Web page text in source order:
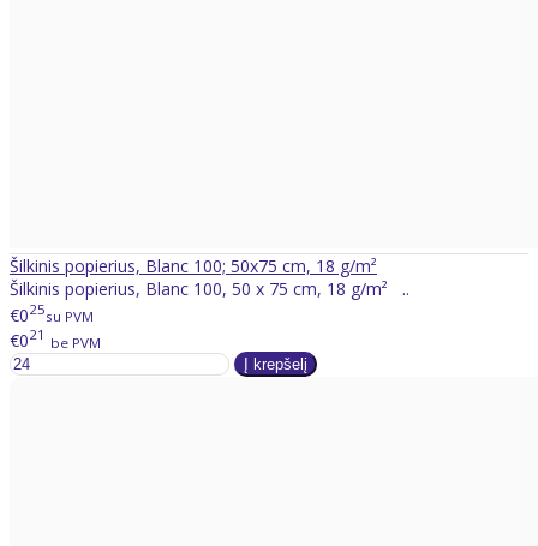
Šilkinis popierius, Blanc 100; 50x75 cm, 18 g/m²
Šilkinis popierius, Blanc 100, 50 x 75 cm, 18 g/m² ..
€025su PVM
€021 be PVM